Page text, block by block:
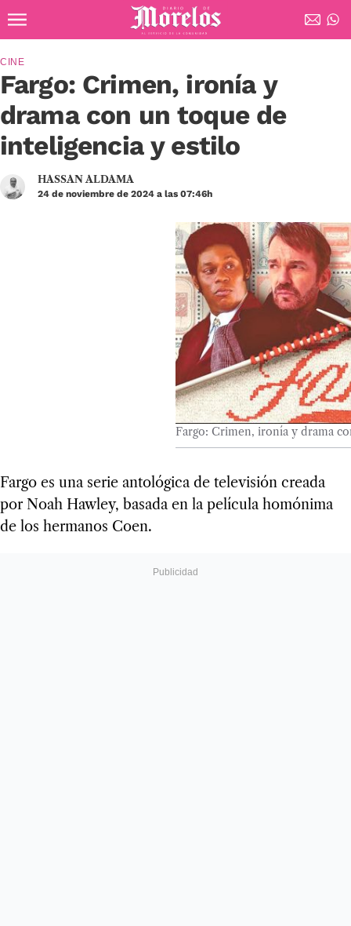
Diario de Morelos
Fargo: Crimen, ironía y
drama con un toque de
inteligencia y estilo
CINE
HASSAN ALDAMA
24 de noviembre de 2024 a las 07:46h
Fargo: Crimen, ironía y drama
Fargo es una serie antológica de televisión creada
por Noah Hawley, basada en la película homónima
de los hermanos Coen.